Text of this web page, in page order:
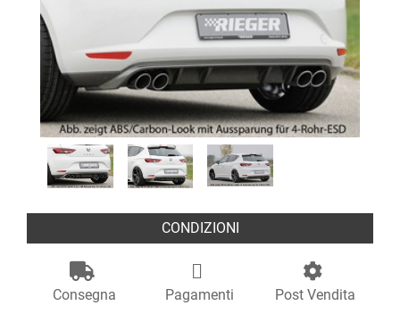
CONDIZIONI
Consegna Pagamenti Post Vendita